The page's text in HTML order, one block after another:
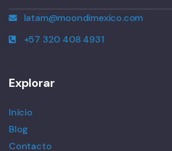
latam@moondimexico.com
+57 320 408 4931
Explorar
Inicio
Blog
Contacto